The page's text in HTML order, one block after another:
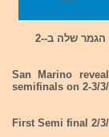
סן מרינו חשפה את שמות השירים שישתתפו ב-2 חצאי הגמר שלה ב-2-
San Marino
semifinals on 2-3/
First Semi final 2/